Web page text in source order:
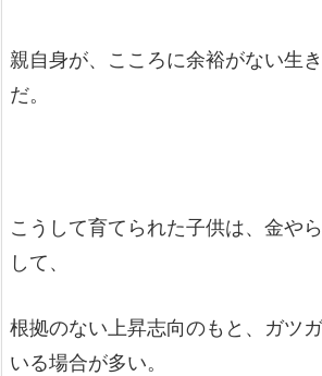
親自身が、こころに余裕がない生
だ。
こうして育てられた子供は、金や
して、
根拠のない上昇志向のもと、ガツ
いる場合が多い。